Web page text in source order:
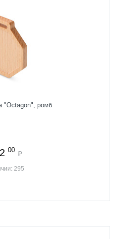
"Octagon", ромб
00 ₽
295